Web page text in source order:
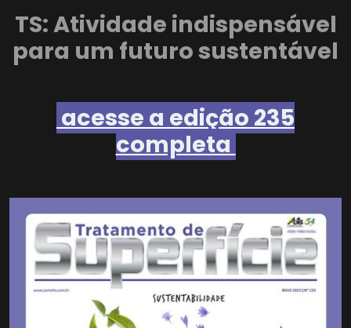
TS: Atividade indispensável
para um futuro sustentável
acesse a edição 235
completa